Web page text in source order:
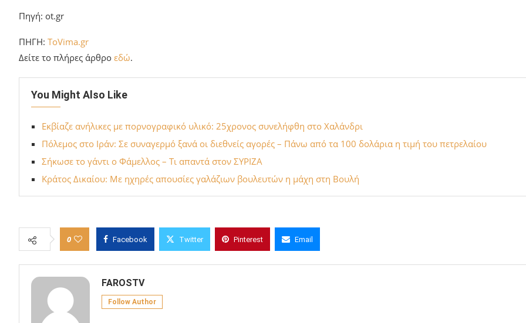
Πηγή: ot.gr
ΠΗΓΗ: ToVima.gr
Δείτε το πλήρες άρθρο εδώ.
You Might Also Like
Εκβίαζε ανήλικες με πορνογραφικό υλικό: 25χρονος συνελήφθη στο Χαλάνδρι
Πόλεμος στο Ιράν: Σε συναγερμό ξανά οι διεθνείς αγορές – Πάνω από τα 100 δολάρια η τιμή του πετρελαίου
Σήκωσε το γάντι ο Φάμελλος – Τι απαντά στον ΣΥΡΙΖΑ
Κράτος Δικαίου: Με ηχηρές απουσίες γαλάζιων βουλευτών η μάχη στη Βουλή
0 Facebook Twitter Pinterest Email
FAROSTV
Follow Author